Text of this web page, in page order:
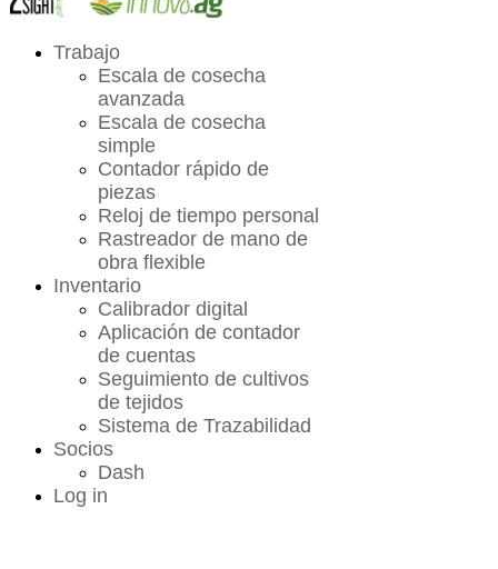
Trabajo
Escala de cosecha
avanzada
Escala de cosecha
simple
Contador rápido de
piezas
Reloj de tiempo personal
Rastreador de mano de
obra flexible
Inventario
Calibrador digital
Aplicación de contador
de cuentas
Seguimiento de cultivos
de tejidos
Sistema de Trazabilidad
Socios
Dash
Log in